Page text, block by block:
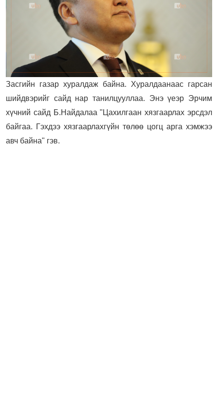
Засгийн газар хуралдаж байна. Хуралдаанаас гарсан
шийдвэрийг сайд нар танилцууллаа. Энэ үеэр Эрчим
хүчний сайд Б.Найдалаа "Цахилгаан хязгаарлах эрсдэл
байгаа. Гэхдээ хязгаарлахгүйн төлөө цогц арга хэмжээ
авч байна" гэв.